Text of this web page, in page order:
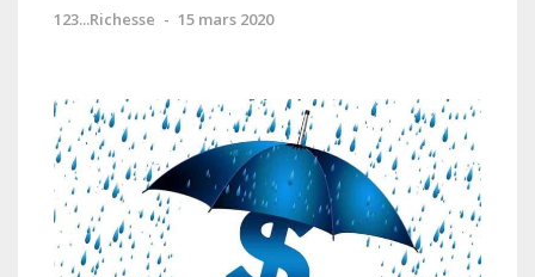
123...Richesse - 15 mars 2020